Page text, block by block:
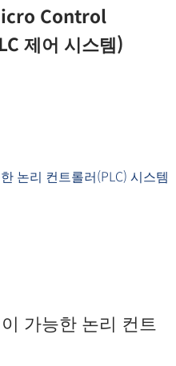
Control
제어 시스템)
가능한 논리 컨트